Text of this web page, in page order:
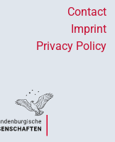
Contact
Imprint
Privacy Policy